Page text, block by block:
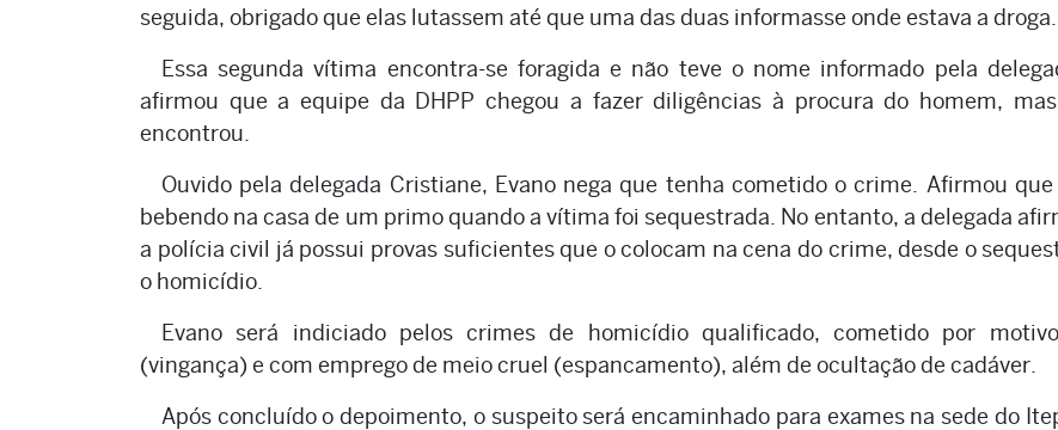
seguida, obrigado que elas lutassem até que uma das duas informasse onde estava a droga.
Essa segunda vítima encontra-se foragida e não teve o nome informado pela
afirmou que a equipe da DHPP chegou a fazer diligências à procura do homem,
encontrou.
Ouvido pela delegada Cristiane, Evano nega que tenha cometido o crime. Afirmou que
bebendo na casa de um primo quando a vítima foi sequestrada. No entanto, a delegada
a polícia civil já possui provas suficientes que o colocam na cena do crime, desde o
o homicídio.
Evano será indiciado pelos crimes de homicídio qualificado, cometido por
(vingança) e com emprego de meio cruel (espancamento), além de ocultação de cadáver.
Após concluído o depoimento, o suspeito será encaminhado para exames na sede do